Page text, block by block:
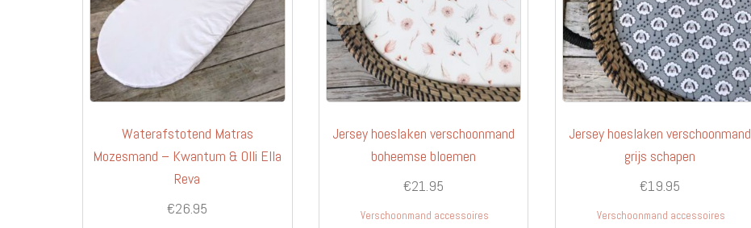
Waterafstotend Matras
Mozesmand – Kwantum & Olli Ella
Reva
€26.95
Jersey hoeslaken verschoonmand
boheemse bloemen
€21.95
Verschoonmand accessoires
Jersey hoeslaken verschoonmand
grijs schapen
€19.95
Verschoonmand accessoires